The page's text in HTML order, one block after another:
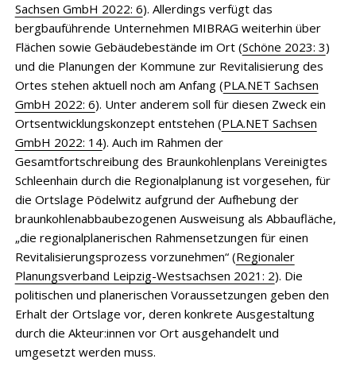
Sachsen GmbH 2022: 6). Allerdings verfügt das
bergbauführende Unternehmen MIBRAG weiterhin über
Flächen sowie Gebäudebestände im Ort (Schöne 2023: 3)
und die Planungen der Kommune zur Revitalisierung des
Ortes stehen aktuell noch am Anfang (PLA.NET Sachsen
GmbH 2022: 6). Unter anderem soll für diesen Zweck ein
Ortsentwicklungskonzept entstehen (PLA.NET Sachsen
GmbH 2022: 14). Auch im Rahmen der
Gesamtfortschreibung des Braunkohlenplans Vereinigtes
Schleenhain durch die Regionalplanung ist vorgesehen, für
die Ortslage Pödelwitz aufgrund der Aufhebung der
braunkohlenabbaubezogenen Ausweisung als Abbaufläche,
„die regionalplanerischen Rahmensetzungen für einen
Revitalisierungsprozess vorzunehmen“ (Regionaler
Planungsverband Leipzig-Westsachsen 2021: 2). Die
politischen und planerischen Voraussetzungen geben den
Erhalt der Ortslage vor, deren konkrete Ausgestaltung
durch die Akteur:innen vor Ort ausgehandelt und
umgesetzt werden muss.